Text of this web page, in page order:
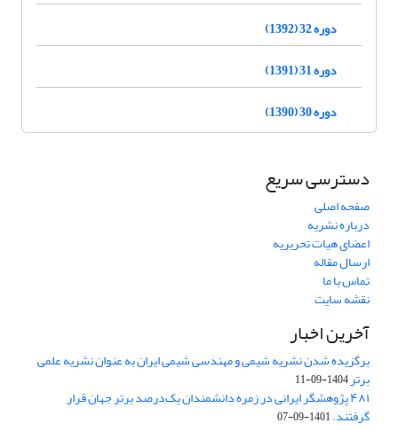
دوره 32 (1392)
دوره 31 (1391)
دوره 30 (1390)
دسترسی سریع
صفحه اصلی
درباره نشریه
اعضای هیات تحریریه
ارسال مقاله
تماس با ما
نقشه سایت
آخرین اخبار
برگزیده شدن نشریه شیمی و مهندسی شیمی ایران به عنوان نشریه علمی
برتر1404-09-11
۴۸۱ پژوهشگر ایرانی در زمره دانشمندان یک‌درصد برتر جهان قرار
گرفتند.1401-09-07